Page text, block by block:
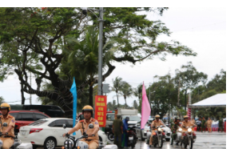
Câu chuyện thời sự
Đọc truyện đêm khuya
Cửa sổ tình yêu
Kể chuyện cho bé
Hạt giống tâm hồn